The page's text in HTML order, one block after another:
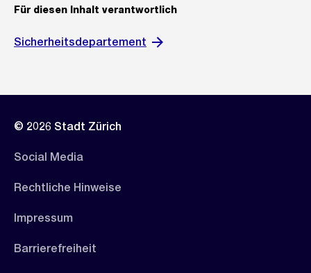
Für diesen Inhalt verantwortlich
Sicherheitsdepartement
© 2026 Stadt Zürich
Social Media
Rechtliche Hinweise
Impressum
Barrierefreiheit